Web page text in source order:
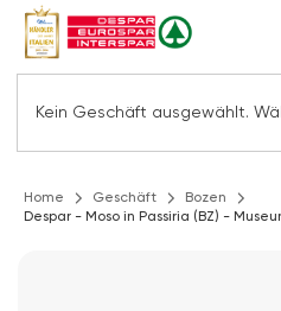
Home Geschäft
Bozen
Despar - Moso in Passiria (BZ) -